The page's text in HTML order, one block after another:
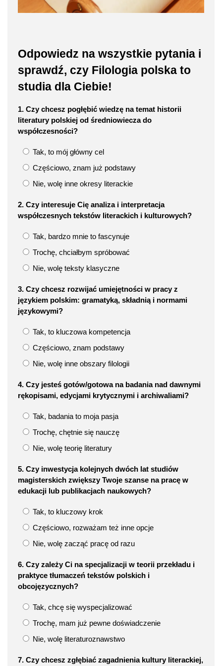
Odpowiedz na wszystkie pytania i
sprawdź, czy Filologia polska to
studia dla Ciebie!
1. Czy chcesz pogłębić wiedzę na temat historii
literatury polskiej od średniowiecza do
współczesności?
Tak, to mój główny cel
Częściowo, znam już podstawy
Nie, wolę inne okresy literackie
2. Czy interesuje Cię analiza i interpretacja
współczesnych tekstów literackich i kulturowych?
Tak, bardzo mnie to fascynuje
Trochę, chciałbym spróbować
Nie, wolę teksty klasyczne
3. Czy chcesz rozwijać umiejętności w pracy z
językiem polskim: gramatyką, składnią i normami
językowymi?
Tak, to kluczowa kompetencja
Częściowo, znam podstawy
Nie, wolę inne obszary filologii
4. Czy jesteś gotów/gotowa na badania nad dawnymi
rękopisami, edycjami krytycznymi i archiwaliami?
Tak, badania to moja pasja
Trochę, chętnie się nauczę
Nie, wolę teorię literatury
5. Czy inwestycja kolejnych dwóch lat studiów
magisterskich zwiększy Twoje szanse na pracę w
edukacji lub publikacjach naukowych?
Tak, to kluczowy krok
Częściowo, rozważam też inne opcje
Nie, wolę zacząć pracę od razu
6. Czy zależy Ci na specjalizacji w teorii przekładu i
praktyce tłumaczeń tekstów polskich i
obcojęzycznych?
Tak, chcę się wyspecjalizować
Trochę, mam już pewne doświadczenie
Nie, wolę literaturoznawstwo
7. Czy chcesz zgłębiać zagadnienia kultury literackiej,